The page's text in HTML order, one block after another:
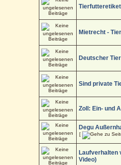
Mietrecht -
Deutscher
Sind private
Zoll: Ein- und
Degu
[
Laufverhalten
Video)